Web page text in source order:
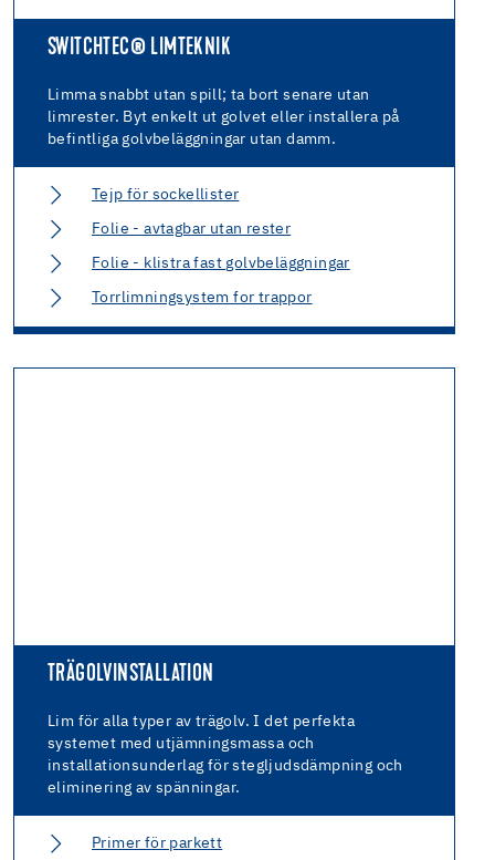
SWITCHTEC® LIMTEKNIK
Limma snabbt utan spill; ta bort senare utan
limrester. Byt enkelt ut golvet eller installera på
befintliga golvbeläggningar utan damm.
Tejp för sockellister
Folie - avtagbar utan rester
Folie - klistra fast golvbeläggningar
Torrlimningsystem for trappor
TRÄGOLVINSTALLATION
Lim för alla typer av trägolv. I det perfekta
systemet med utjämningsmassa och
installationsunderlag för stegljudsdämpning och
eliminering av spänningar.
Primer för parkett